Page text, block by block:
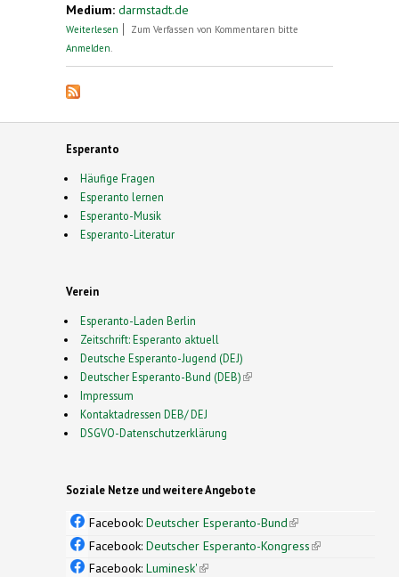
Medium: darmstadt.de
Weiterlesen über Esperantogruppe zu Besuch in Brescia
Zum Verfassen von Kommentaren bitte
Anmelden
Esperanto
Häufige Fragen
Esperanto lernen
Esperanto-Musik
Esperanto-Literatur
Verein
Esperanto-Laden Berlin
Zeitschrift: Esperanto aktuell
Deutsche Esperanto-Jugend (DEJ)
Deutscher Esperanto-Bund (DEB)(link is external)
Impressum
Kontaktadressen DEB/ DEJ
DSGVO-Datenschutzerklärung
Soziale Netze und weitere Angebote
Facebook: Deutscher Esperanto-Bund(link is
external)
Facebook: Deutscher Esperanto-Kongress(link is
Facebook: Luminesk'(link is external)